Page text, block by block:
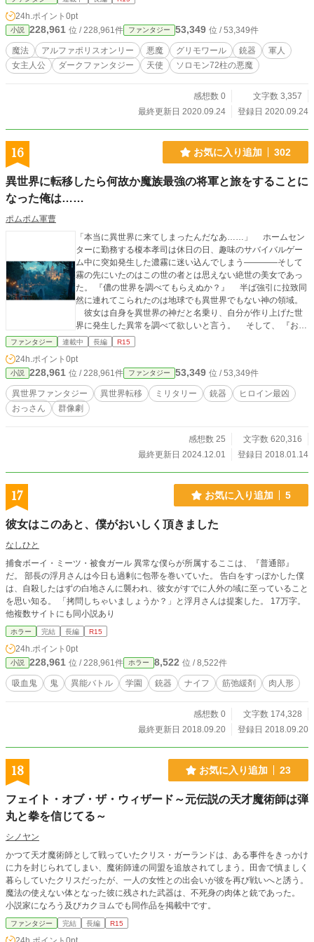
弱きを補い、強きを輝かせ、悪魔という種として均衡を保つ
ことを選んだ。団結した悪魔は組織として力をつけていき、
悪魔を狩る天使軍との戦闘では幾度となく勝利を収めていた
のであった。 そして現代……20XX年 5月9日。 世界を揺るが
す事件は静かに序奏を奏でる。 悪魔たちが紡ぐ〈信仰と戦
24h.ポイント 0pt
小説 228,961 位 / 228,961件 ファンタジー 53,349 位 / 53,349件
魔法 アルファポリスオンリー 悪魔 グリモワール 銃器
軍人
女主人公
ダークファンタジー 天使 ソロモン72柱の悪魔
感想数 0
文字数 3,357
最終更新日 2020.09.24
登録日 2020.09.24
16 お気に入り追加 302
異世界に転移したら何故か魔族最強の将軍と旅をすることに
なった俺は……
ポムポム軍曹
「本当に異世界に来てしまったんだなあ……」 ホームセン
ターに勤務する榎本孝司は休日の日、趣味のサバイバルゲー
ム中に突如発生した濃霧に迷い込んでしまう――――そして
霧の先にいたのはこの世の者とは思えない絶世の美女であっ
た。 『儂の世界を調べてもらえぬか？』 半ば強引に拉致同
然に連れてこられたのは地球でも異世界でもない神の領域。
彼女は自身を異世界の神だと名乗り、自分が作り上げた世
界に発生した異常を調べて欲しいと言う。 そして、 『お主
には無名の神によって地球から無断で連れて来られた被召喚
ゃ』 そう言われて異世界と地球を管理するそれぞれの神様
によって依頼されて送り込まれた先は神が作った異世界。魔
法と科学が混在し、文化や技術の差が著しく異なる国同士が
ひしめき合う箱庭のような不思議な世界だった……
ファンタジー 連載中 長編 R15
24h.ポイント 0pt
小説 228,961 位 / 228,961件 ファンタジー 53,349 位 / 53,349件
異世界ファンタジー 異世界転移 ミリタリー 銃器
ヒロイン最凶
おっさん
群像劇
感想数 25
文字数 620,316
最終更新日 2024.12.01
登録日 2018.01.14
17 お気に入り追加 5
彼女はこのあと、僕がおいしく頂きました
なしひと
捕食ボーイ・ミーツ・被食ガール 異常な僕らが所属するここは、『普通部』
だ。 部長の浮月さんは今日も過剰に包帯を巻いていた。 告白をすっぽかした僕
は、自殺したはずの白地さんに襲われ、彼女がすでに人外の域に至っていること
を思い知る。 「拷問しちゃいましょうか？」と浮月さんは提案した。 17万字。
他複数サイトにも同小説あり
ホラー 完結 長編 R15
24h.ポイント 0pt
小説 228,961 位 / 228,961件 ホラー 8,522 位 / 8,522件
吸血鬼 鬼 異能バトル 学園 銃器 ナイフ 筋弛緩剤 肉人形
感想数 0
文字数 174,328
最終更新日 2018.09.20
登録日 2018.09.20
18 お気に入り追加 23
フェイト・オブ・ザ・ウィザード～元伝説の天才魔術師は弾
丸と拳を信じてる～
シノヤン
かつて天才魔術師として戦っていたクリス・ガーランドは、ある事件をきっかけ
に力を封じられてしまい、魔術師達の同盟を追放されてしまう。田舎で慎ましく
暮らしていたクリスだったが、一人の女性との出会いが彼を再び戦いへと誘う。
魔法の使えない体となった彼に残された武器は、不死身の肉体と銃であった。
小説家になろう及びカクヨムでも同作品を掲載中です。
ファンタジー 完結 長編 R15